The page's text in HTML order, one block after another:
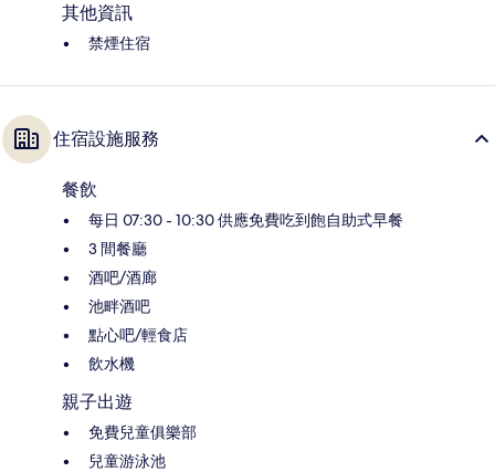
其他資訊
禁煙住宿
住宿設施服務
餐飲
每日 07:30 - 10:30 供應免費吃到飽自助式早餐
3 間餐廳
酒吧/酒廊
池畔酒吧
點心吧/輕食店
飲水機
親子出遊
免費兒童俱樂部
兒童游泳池